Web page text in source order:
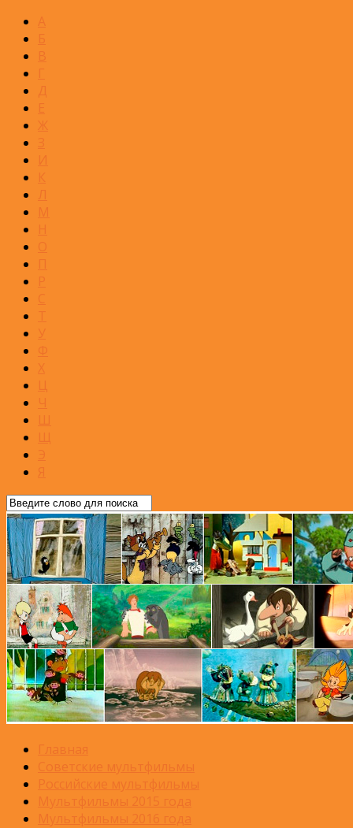
А
Б
В
Г
Д
Е
Ж
З
И
К
Л
М
Н
О
П
Р
С
Т
У
Ф
Х
Ц
Ч
Ш
Щ
Э
Я
Главная
Советские мультфильмы
Российские мультфильмы
Мультфильмы 2015 года
Мультфильмы 2016 года